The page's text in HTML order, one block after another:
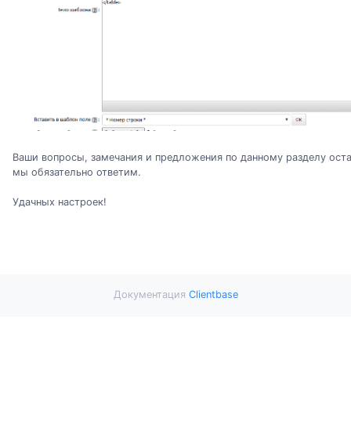
Ваши вопросы, замечания и предложения по данному разделу
мы обязательно ответим.
Удачных настроек!
Документация Clientbase